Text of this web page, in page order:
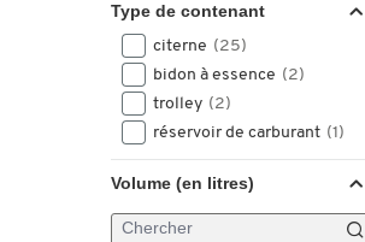
extrêmement silencieuse,
buse automatique,
couvercle à charnière
Premium, pompe électrique
12 V, 40 l/min, compteur
K24, enrouleur de tuyau
avec 8 m DN19, pistolet
automatique, couvercle à
charnière
Type de contenant
citerne (25)
bidon à essence (2)
trolley (2)
réservoir de carburant (1)
Volume (en litres)